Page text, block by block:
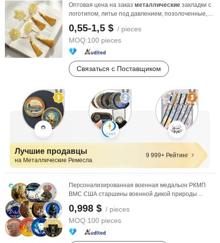
Оптовая цена на заказ металлические закладки с
логотипом, литье под давлением, позолоченные,
0,55-1,5 $ / pieces
MOQ:100 pieces
Связаться с Поставщиком
Лучшие продавцы
на Металлические Ремесла
9 999+ Рейтинг
Персонализированная военная медальон РКМП
ВМС США старшины военной дикой природы
животные белый ...
0,998 $ / pieces
MOQ:100 pieces